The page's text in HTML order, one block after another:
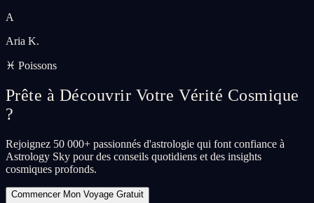
A
Aria K.
♓ Poissons
Prête à Découvrir Votre Vérité Cosmique
?
Rejoignez 50 000+ passionnés d'astrologie qui font confiance à
Astrology Sky pour des conseils quotidiens et des insights
cosmiques profonds.
Commencer Mon Voyage Gratuit